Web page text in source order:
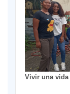
Vivir una